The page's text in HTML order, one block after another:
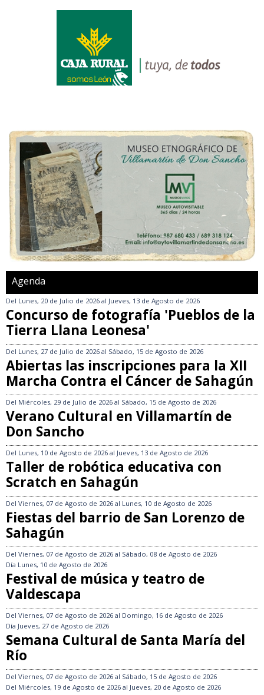
Agenda
Del Lunes, 20 de Julio de 2026 al Jueves, 13 de Agosto de 2026
Concurso de fotografía 'Pueblos de la
Tierra Llana Leonesa'
Del Lunes, 27 de Julio de 2026 al Sábado, 15 de Agosto de 2026
Abiertas las inscripciones para la XII
Marcha Contra el Cáncer de Sahagún
Del Miércoles, 29 de Julio de 2026 al Sábado, 15 de Agosto de 2026
Verano Cultural en Villamartín de
Don Sancho
Del Lunes, 10 de Agosto de 2026 al Jueves, 13 de Agosto de 2026
Taller de robótica educativa con
Scratch en Sahagún
Del Viernes, 07 de Agosto de 2026 al Lunes, 10 de Agosto de 2026
Fiestas del barrio de San Lorenzo de
Sahagún
Del Viernes, 07 de Agosto de 2026 al Sábado, 08 de Agosto de 2026
Día Lunes, 10 de Agosto de 2026
Festival de música y teatro de
Valdescapa
Del Viernes, 07 de Agosto de 2026 al Domingo, 16 de Agosto de 2026
Día Jueves, 27 de Agosto de 2026
Semana Cultural de Santa María del
Río
Del Viernes, 07 de Agosto de 2026 al Sábado, 15 de Agosto de 2026
Del Miércoles, 19 de Agosto de 2026 al Jueves, 20 de Agosto de 2026